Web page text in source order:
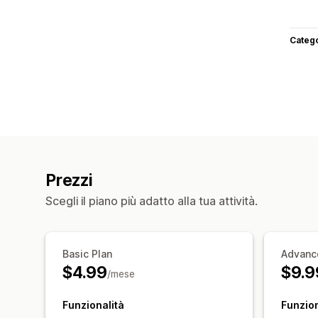
Prezzi
Scegli il piano più adatto alla tua attività.
Basic Plan
$4.99/mese
Funzionalità